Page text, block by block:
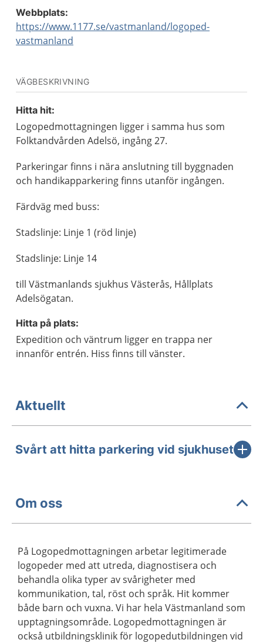
Webbplats:
https://www.1177.se/vastmanland/logoped-
vastmanland
VÄGBESKRIVNING
Hitta hit:
Logopedmottagningen ligger i samma hus som
Folktandvården Adelsö, ingång 27.
Parkeringar finns i nära anslutning till byggnaden
och handikapparkering finns utanför ingången.
Färdväg med buss:
Stadslinje: Linje 1 (röd linje)
Stadslinje: Linje 14
till Västmanlands sjukhus Västerås, Hållplats
Adelsögatan.
Hitta på plats:
Expedition och väntrum ligger en trappa ner
innanför entrén. Hiss finns till vänster.
Aktuellt
Svårt att hitta parkering vid sjukhuset
Om oss
På Logopedmottagningen arbetar legitimerade
logopeder med att utreda, diagnostisera och
behandla olika typer av svårigheter med
kommunikation, tal, röst och språk. Hit kommer
både barn och vuxna. Vi har hela Västmanland som
upptagningsområde. Logopedmottagningen är
också utbildningsklinik för logopedutbildningen vid